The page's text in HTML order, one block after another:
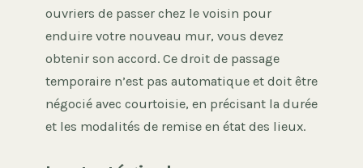
ouvriers de passer chez le voisin pour
enduire votre nouveau mur, vous devez
obtenir son accord. Ce droit de passage
temporaire n’est pas automatique et doit être
négocié avec courtoisie, en précisant la durée
et les modalités de remise en état des lieux.